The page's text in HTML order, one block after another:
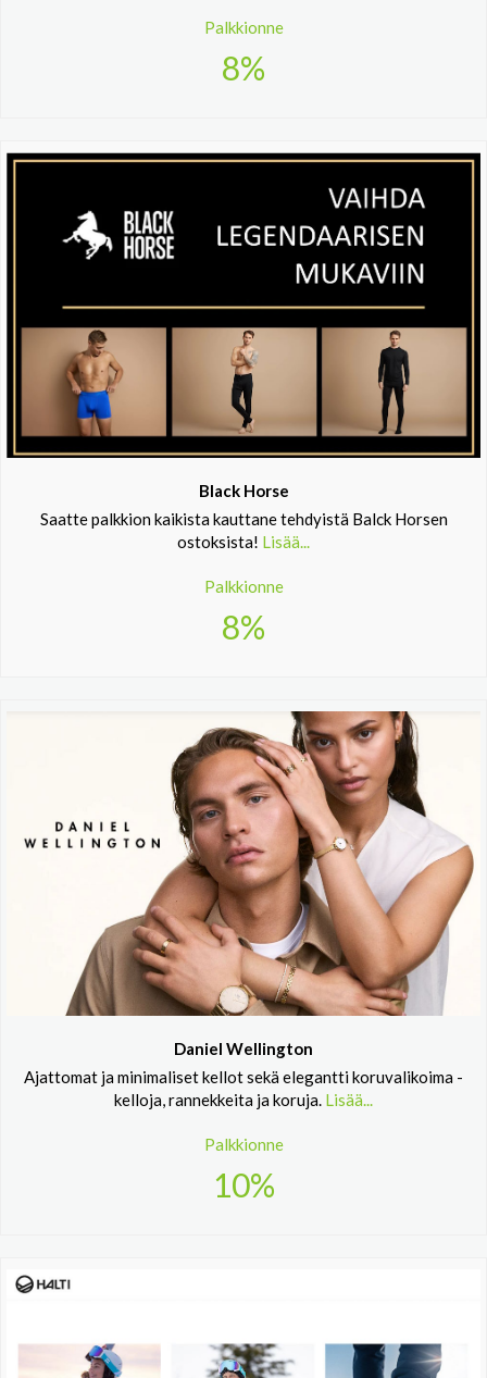
Palkkionne
8%
Black Horse
Saatte palkkion kaikista kauttane tehdyistä Balck Horsen
ostoksista! Lisää...
Palkkionne
8%
Daniel Wellington
Ajattomat ja minimaliset kellot sekä elegantti koruvalikoima -
kelloja, rannekkeita ja koruja. Lisää...
Palkkionne
10%